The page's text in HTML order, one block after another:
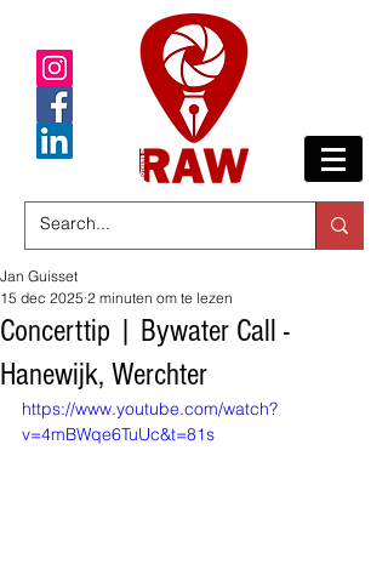
Concerttip | Bywater Call -
Hanewijk, Werchter
Jan Guisset
15 dec 2025 2 minuten om te lezen
https://www.youtube.com/watch?
v=4mBWqe6TuUc&t=81s